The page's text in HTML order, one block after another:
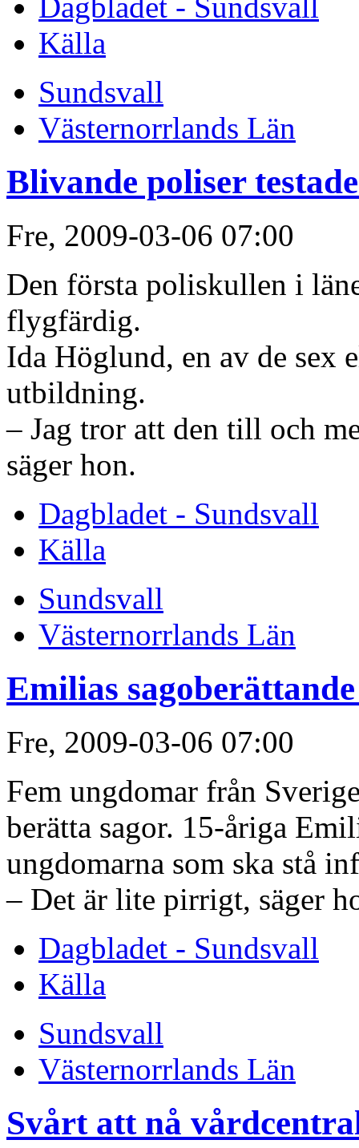
Källa
Sundsvall
Västernorrlands Län
Blivande poliser
Fre, 2009-03-06 07:00
Den första poliskullen i
flygfärdig.
Ida Höglund, en av de sex
utbildning.
– Jag tror att den till och
säger hon.
Dagbladet - Sundsvall
Källa
Sundsvall
Västernorrlands Län
Emilias
Fre, 2009-03-06 07:00
Fem ungdomar från
berätta sagor. 15-åriga
ungdomarna som ska stå
– Det är lite pirrigt, säger
Dagbladet - Sundsvall
Källa
Sundsvall
Västernorrlands Län
Svårt att nå